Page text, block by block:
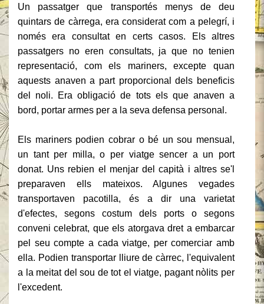
Un passatger que transportés menys de deu
quintars de càrrega, era considerat com a pelegrí, i
només era consultat en certs casos.
Els altres
passatgers no eren consultats, ja que no tenien
representació, com els mariners, excepte quan
aquests anaven a part proporcional dels beneficis
del noli.
Era obligació de tots els que anaven a
bord, portar armes per a la seva defensa personal.
Els mariners podien cobrar o bé un sou mensual,
un tant per milla, o per viatge sencer a un port
donat. Uns rebien el menjar del capità i altres se'l
preparaven ells mateixos.Algunes vegades
transportaven pacotilla, és a dir una varietat
d'efectes, segons costum dels ports o segons
conveni celebrat, que els atorgava dret a embarcar
pel seu compte a cada viatge, per comerciar amb
ella. Podien transportar lliure de càrrec, l'equivalent
a la meitat del sou de tot el viatge, pagant nòlits per
l'excedent.